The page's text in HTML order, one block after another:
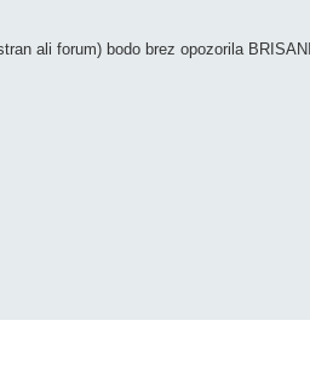
ali forum) bodo brez opozorila BRISANI